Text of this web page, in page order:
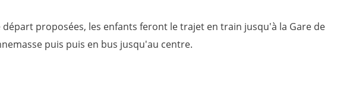
départ proposées, les enfants feront le trajet en train jusqu'à la Gare de
puis puis en bus jusqu'au centre.